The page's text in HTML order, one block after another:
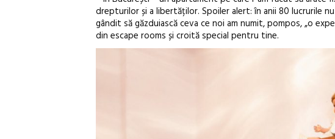
drepturilor și a libertăților. Spoiler alert: în anii 80 lucrurile
gândit să găzduiască ceva ce noi am numit, pompos, „o
din escape rooms și croită special pentru tine.